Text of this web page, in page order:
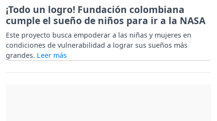
¡Todo un logro! Fundación colombiana
cumple el sueño de niños para ir a la NASA
Este proyecto busca empoderar a las niñas y mujeres en
condiciones de vulnerabilidad a lograr sus sueños más
grandes.